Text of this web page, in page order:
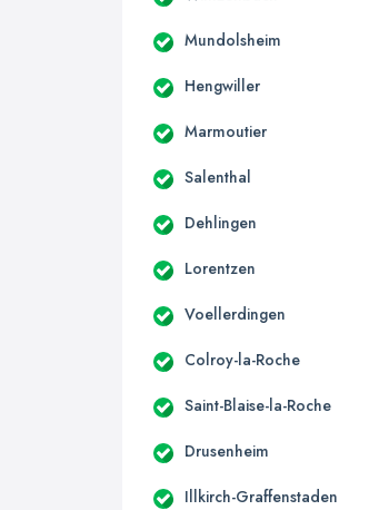
Mundolsheim
Hengwiller
Marmoutier
Salenthal
Dehlingen
Lorentzen
Voellerdingen
Colroy-la-Roche
Saint-Blaise-la-Roche
Drusenheim
Illkirch-Graffenstaden